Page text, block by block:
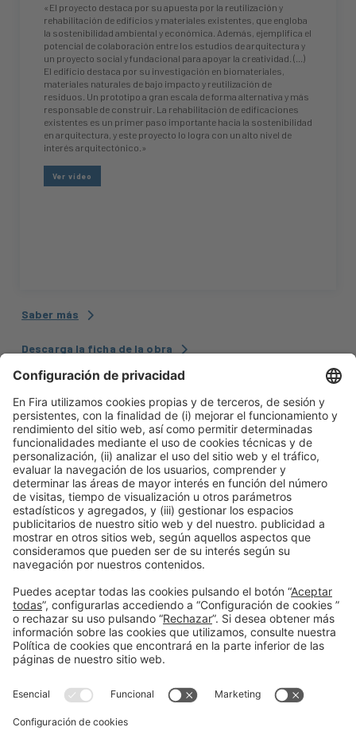
«El proyecto destaca por su apuesta por la reutilización y
rehabilitación de edificios y materiales existentes, que engloba
la sostenibilidad ambiental y económica. Además, ejemplifica el
potencial de colaboración entre los estudios de arquitectura y
un proyecto social y fundacional para apoyar la creatividad. (...)
El edificio destaca por su investigación en biomateriales,
materiales naturales de bajo impacto y reutilización de
residuos. Un prototipo a gran escala de forma alternativa y más
responsable de construir. La rehabilitación de edificaciones
existentes es un primer paso importante hacia la sostenibilidad
en arquitectura, y este proyecto lo logra con un alto nivel de
interés arquitectónico.»
Ver vídeo
Saber más
Descarga la ficha de la obra
Las obras nominadas y premiadas se podrán
ver en la exposición ubicada en el estand A22-
Pabellón 2 del recinto de Gran Vía de Fira-
Barcelona durante los días del Salón. La
ceremonia de entrega de premios y la mesa
redonda con la participación de los equipos de
las obras ganadoras, el jurado y el comité
experto, tendrá lugar el 22 de mayo a partir de
las 15:30 horas.
Política de privacidad
Política de cookies
#construmat